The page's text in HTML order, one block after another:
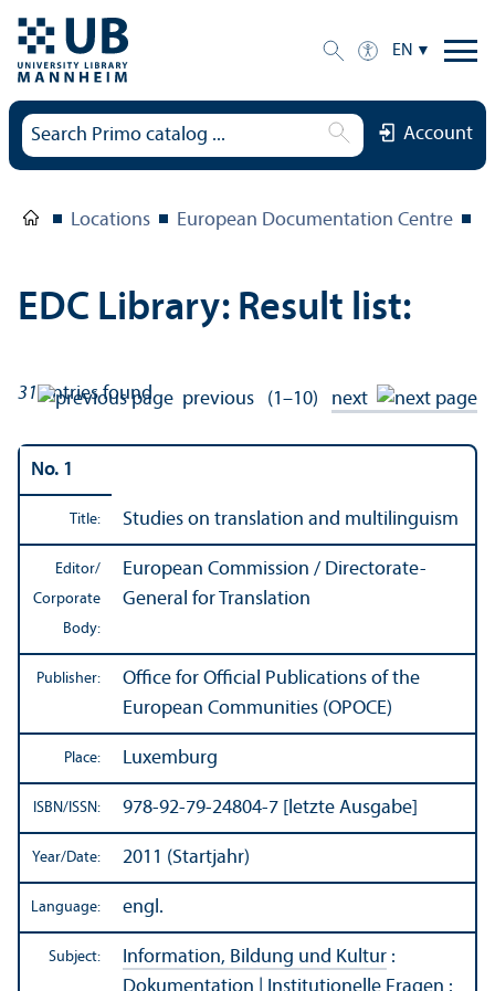
EN
Account
Locations European Documentation Centre
EDC Library: Result list:
31entries found previous (1–10) next
No. 1
Title: Studies on translation and multilinguism
Editor/
Corporate
Body:
European Commission / Directorate-
General for Translation
Publisher:
Office for Official Publications of the
European Communities (OPOCE)
Place: Luxemburg
ISBN/ISSN: 978-92-79-24804-7 [letzte Ausgabe]
Year/Date: 2011 (Startjahr)
Language: engl.
Subject: Information, Bildung und Kultur :